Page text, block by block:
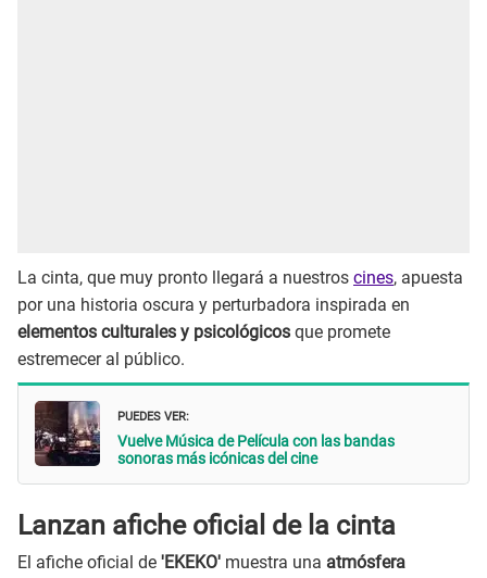
La cinta, que muy pronto llegará a nuestros cines, apuesta
por una historia oscura y perturbadora inspirada en
elementos culturales y psicológicos que promete
estremecer al público.
PUEDES VER:
Vuelve Música de Película con las bandas
sonoras más icónicas del cine
Lanzan afiche oficial de la cinta
El afiche oficial de 'EKEKO' muestra una atmósfera